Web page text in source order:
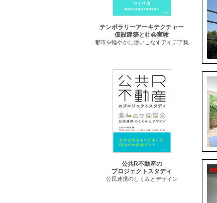
テンポラリーアーキテクチャー
仮設建築と社会実験
都市を軽やかに使いこなすアイデア集
公共R不動産の
プロジェクトスタディ
公民連携のしくみとデザイン